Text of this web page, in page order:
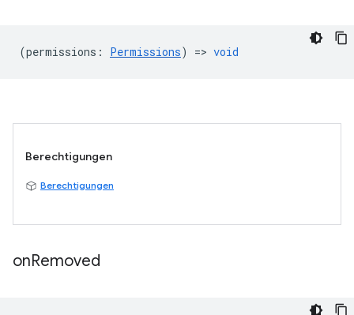
(permissions : Permissions) => void
Berechtigungen
Berechtigungen
onRemoved